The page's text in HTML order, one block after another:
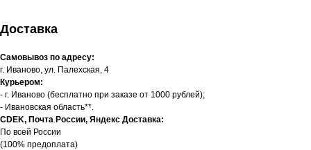
Доставка
Самовывоз по адресу:
г. Иваново, ул. Палехская, 4
Курьером:
- г. Иваново (бесплатно при заказе от 1000 рублей);
- Ивановская область**.
CDEK, Почта России, Яндекс Доставка:
По всей России
(100% предоплата)